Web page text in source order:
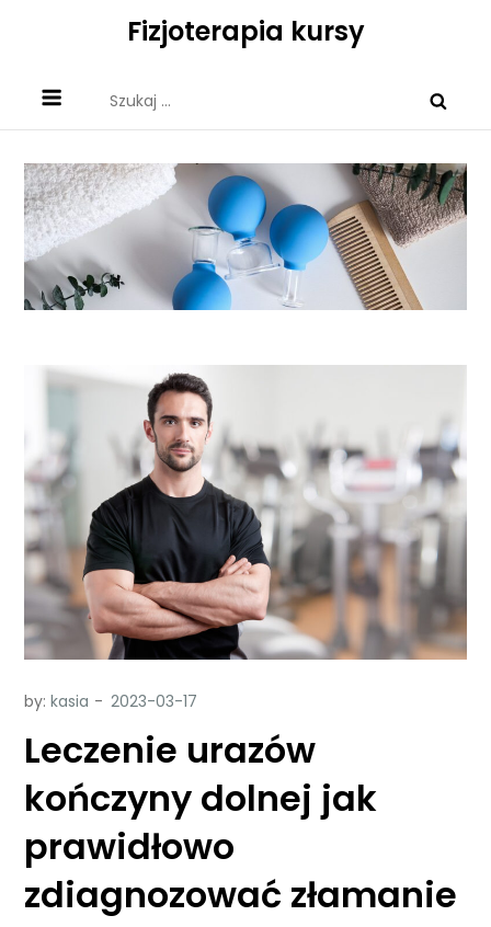
Fizjoterapia kursy
by:kasia
Leczenie urazów
kończyny dolnej jak
prawidłowo
zdiagnozować złamanie